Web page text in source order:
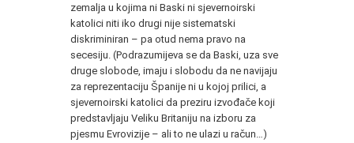
zemalja u kojima ni Baski ni sjevernoirski
katolici niti iko drugi nije sistematski
diskriminiran – pa otud nema pravo na
secesiju. (Podrazumijeva se da Baski, uza sve
druge slobode, imaju i slobodu da ne navijaju
za reprezentaciju Španije ni u kojoj prilici, a
sjevernoirski katolici da preziru izvođače koji
predstavljaju Veliku Britaniju na izboru za
pjesmu Evrovizije – ali to ne ulazi u račun…)